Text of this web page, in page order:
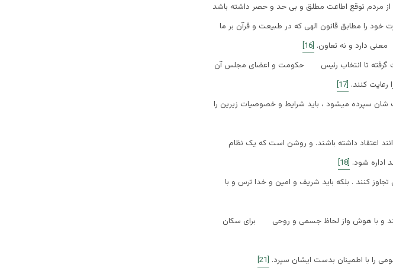
مردم توقع اطاعت مطلق و بی حد و حصر داشته باشد
خود را مطابق قانون الهی که در طبیعت و قرآن بر ما
دارد و نه تعاون. [16]
گرفته تا انتخاب رئیس حکومت و اعضای مجلس آن
کنند. [17]
سپرده میشود ، باید شرایط و خصوصیات زیرین را
اعتقاد داشته باشند. و روشن است که یک نظام
اداره شود. [18]
تجاوز کنند . بلکه باید شریف و امین و خدا ترس و با
و با هوش واز لحاظ جسمی و روحی برای سکان
را با اطمینان بدست ایشان سپرد. [21]